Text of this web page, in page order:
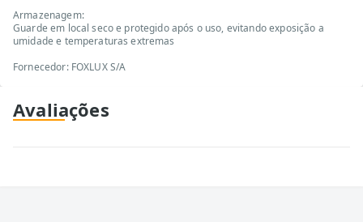
Armazenagem:
Guarde em local seco e protegido após o uso, evitando exposição a
umidade e temperaturas extremas
Fornecedor: FOXLUX S/A
Avaliações